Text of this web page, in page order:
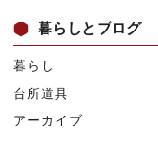
暮らしとブログ
暮らし
台所道具
アーカイブ